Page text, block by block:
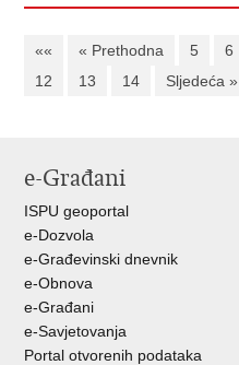
«« « Prethodna 5 6
12
13 14 Sljedeća »
e-Građani
ISPU geoportal
e-Dozvola
e-Građevinski dnevnik
e-Obnova
e-Građani
e-Savjetovanja
Portal otvorenih podataka